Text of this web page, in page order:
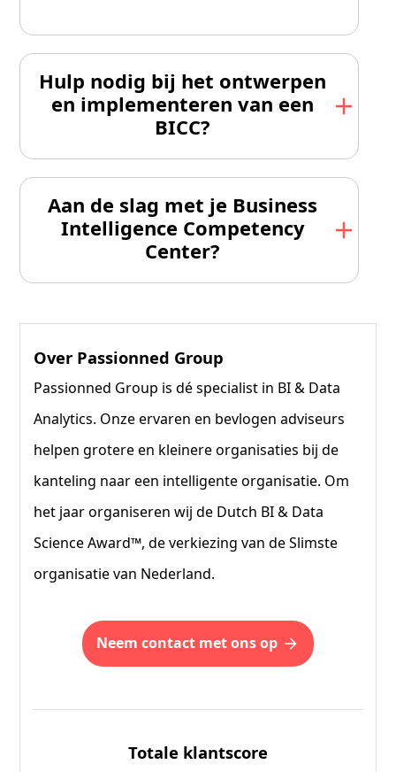
Hulp nodig bij het ontwerpen
en implementeren van een
BICC?
Aan de slag met je Business
Intelligence Competency
Center?
Over Passionned Group
Passionned Group is dé specialist in BI & Data
Analytics. Onze ervaren en bevlogen adviseurs
helpen grotere en kleinere organisaties bij de
kanteling naar een intelligente organisatie. Om
het jaar organiseren wij de Dutch BI & Data
Science Award™, de verkiezing van de Slimste
organisatie van Nederland.
neem contact met ons op
Totale klantscore